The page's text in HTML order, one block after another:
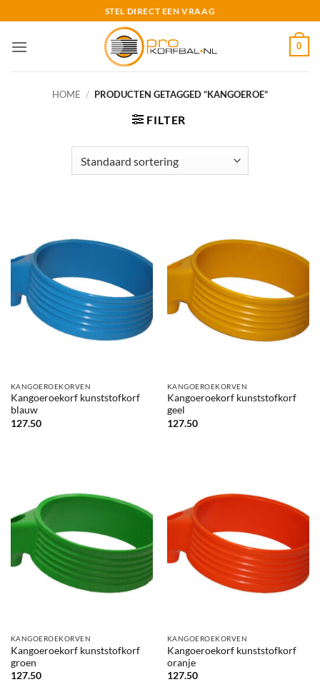
naar
inhoud
STEL DIRECT EEN VRAAG
0
HOME / PRODUCTEN GETAGGED “KANGOEROE”
FILTER
KANGOEROEKORVEN
Kangoeroekorf kunststofkorf
blauw
127.50
KANGOEROEKORVEN
Kangoeroekorf kunststofkorf
geel
127.50
KANGOEROEKORVEN
Kangoeroekorf kunststofkorf
groen
127.50
KANGOEROEKORVEN
Kangoeroekorf kunststofkorf
oranje
127.50